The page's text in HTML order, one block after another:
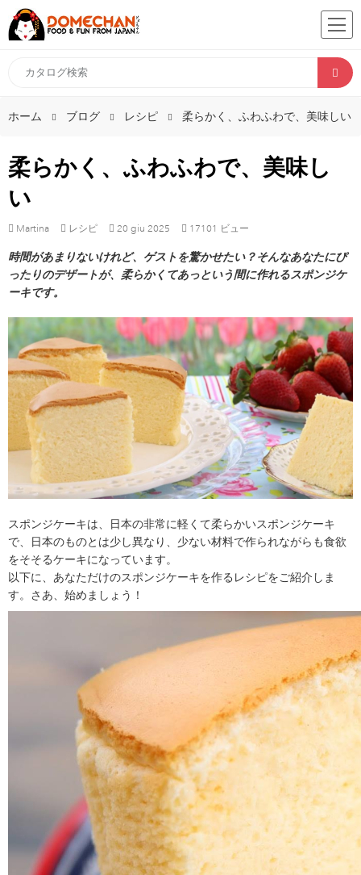
ホーム ブログ レシピ 柔らかく、ふわふわで、美味しい
柔らかく、ふわふわで、美味し
い
Martina レシピ 20 giu 2025 17101 ビュー
時間があまりないけれど、ゲストを驚かせたい？そんなあなたにぴ
ったりのデザートが、柔らかくてあっという間に作れるスポンジケ
ーキです。
スポンジケーキは、日本の非常に軽くて柔らかいスポンジケーキ
で、日本のものとは少し異なり、少ない材料で作られながらも食欲
をそそるケーキになっています。
以下に、あなただけのスポンジケーキを作るレシピをご紹介しま
す。さあ、始めましょう！